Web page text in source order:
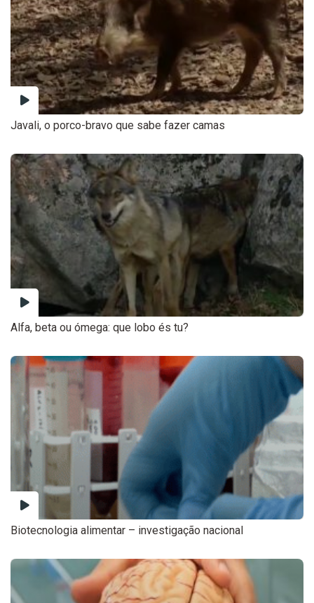
Javali, o porco-bravo que sabe fazer camas
Alfa, beta ou ómega: que lobo és tu?
Biotecnologia alimentar – investigação nacional